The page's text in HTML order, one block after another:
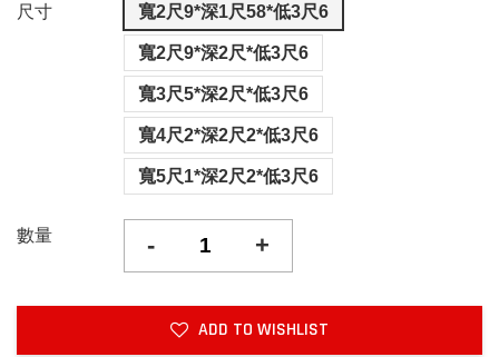
尺寸 寬2尺9*深1尺58*低3尺6
寬2尺9*深2尺*低3尺6
寬3尺5*深2尺*低3尺6
寬4尺2*深2尺2*低3尺6
寬5尺1*深2尺2*低3尺6
數量 - +
ADD TO WISHLIST